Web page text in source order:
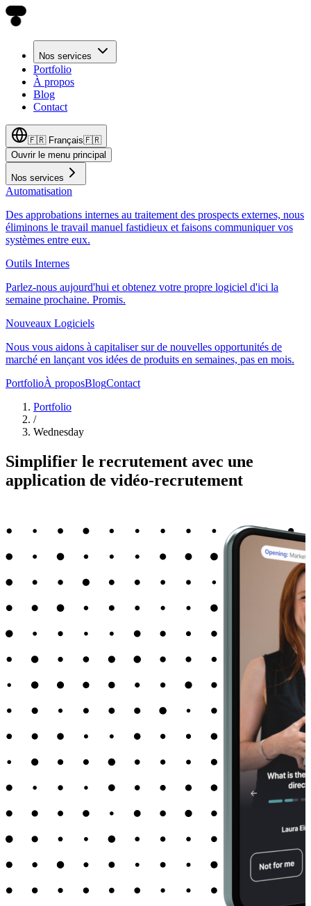
Nos services
Portfolio
À propos
Blog
Contact
🇫🇷 Français🇫🇷
Ouvrir le menu principal
Nos services
Automatisation
Des approbations internes au traitement des prospects externes, nous
éliminons le travail manuel fastidieux et faisons communiquer vos
systèmes entre eux.
Outils Internes
Parlez-nous aujourd'hui et obtenez votre propre logiciel d'ici la
semaine prochaine. Promis.
Nouveaux Logiciels
Nous vous aidons à capitaliser sur de nouvelles opportunités de
marché en lançant vos idées de produits en semaines, pas en mois.
PortfolioÀ proposBlogContact
Portfolio
/
Wednesday
Simplifier le recrutement avec une
application de vidéo-recrutement